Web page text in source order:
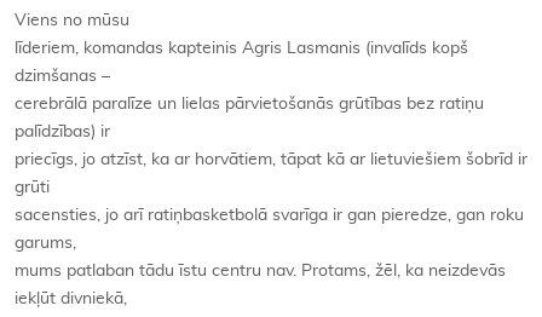
Viens no mūsu
līderiem, komandas kapteinis Agris Lasmanis (invalīds kopš
dzimšanas –
cerebrālā paralīze un lielas pārvietošanās grūtības bez ratiņu
palīdzības) ir
priecīgs, jo atzīst, ka ar horvātiem, tāpat kā ar lietuviešiem šobrīd ir
grūti
sacensties, jo arī ratiņbasketbolā svarīga ir gan pieredze, gan roku
garums,
mums patlaban tādu īstu centru nav. Protams, žēl, ka neizdevās
iekļūt divniekā,